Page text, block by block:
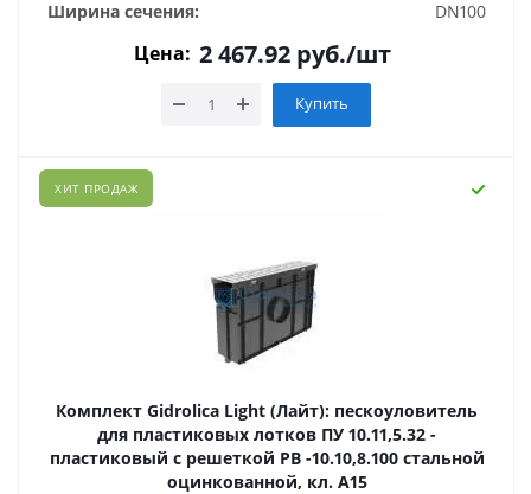
Ширина сечения:
DN100
Цена: 2 467.92 руб./шт
Купить
ХИТ ПРОДАЖ
Комплект Gidrolica Light (Лайт): пескоуловитель
для пластиковых лотков ПУ 10.11,5.32 -
пластиковый с решеткой РВ -10.10,8.100 стальной
оцинкованной, кл. A15